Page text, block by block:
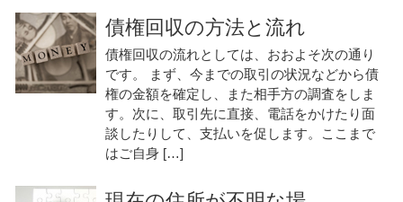
債権回収の方法と流れ
債権回収の流れとしては、おおよそ次の通り
です。 まず、今までの取引の状況などから債
権の金額を確定し、また相手方の調査をしま
す。次に、取引先に直接、電話をかけたり面
談したりして、支払いを促します。ここまで
はご自身 […]